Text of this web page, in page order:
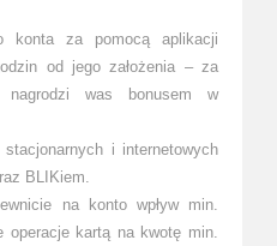
konta za pomocą aplikacji
od jego założenia – za
nagrodzi was bonusem w
i internetowych
BLIKiem.
na konto wpływ min.
operacje kartą na kwotę min.